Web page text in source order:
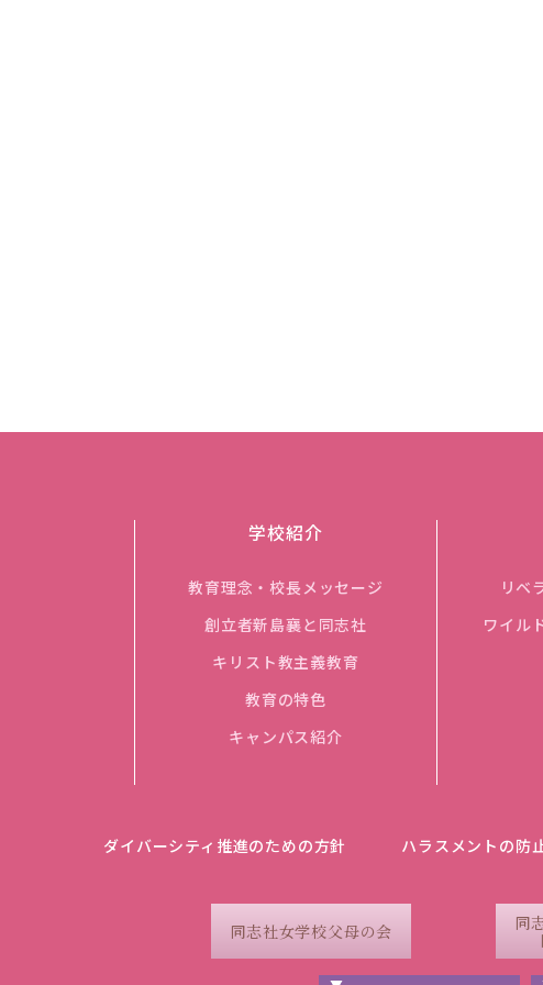
学校紹介
教育理念・校長メッセージ
創立者新島襄と同志社
キリスト教主義教育
教育の特色
キャンパス紹介
リベ
ワイル
ダイバーシティ推進のための方針 ハラスメントの防
同志社女学校父母の会
同